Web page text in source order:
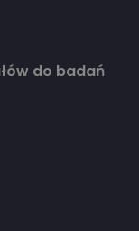
do badań